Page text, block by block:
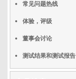
常见问题热线
体验，评级
董事会讨论
测试结果和测试报告